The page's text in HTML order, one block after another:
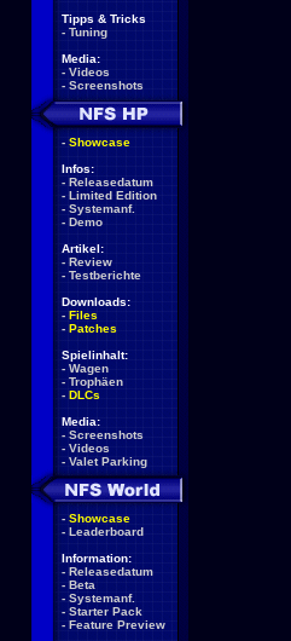
Tipps & Tricks
- Tuning
Media:
- Videos
- Screenshots
- Showcase
Infos:
- Releasedatum
- Limited Edition
- Systemanf.
- Demo
Artikel:
- Review
- Testberichte
Downloads:
- Files
- Patches
Spielinhalt:
- Wagen
- Trophäen
- DLCs
Media:
- Screenshots
- Videos
- Valet Parking
- Showcase
- Leaderboard
Information:
- Releasedatum
- Beta
- Systemanf.
- Starter Pack
- Feature Preview